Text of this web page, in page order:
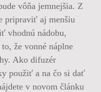
vôňa jemnejšia. Z
pripraviť aj menšiu
vhodnú nádobu,
že vonné náplne
Ako difuzér
použiť a na čo si dať
v novom článku